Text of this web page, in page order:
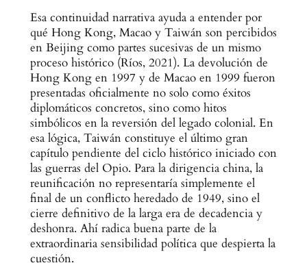
Esa continuidad narrativa ayuda a entender por
qué Hong Kong, Macao y Taiwán son percibidos
en Beijing como partes sucesivas de un mismo
proceso histórico (Ríos, 2021). La devolución de
Hong Kong en 1997 y de Macao en 1999 fueron
presentadas oficialmente no solo como éxitos
diplomáticos concretos, sino como hitos
simbólicos en la reversión del legado colonial. En
esa lógica, Taiwán constituye el último gran
capítulo pendiente del ciclo histórico iniciado con
las guerras del Opio. Para la dirigencia china, la
reunificación no representaría simplemente el
final de un conflicto heredado de 1949, sino el
cierre definitivo de la larga era de decadencia y
deshonra. Ahí radica buena parte de la
extraordinaria sensibilidad política que despierta la
cuestión.